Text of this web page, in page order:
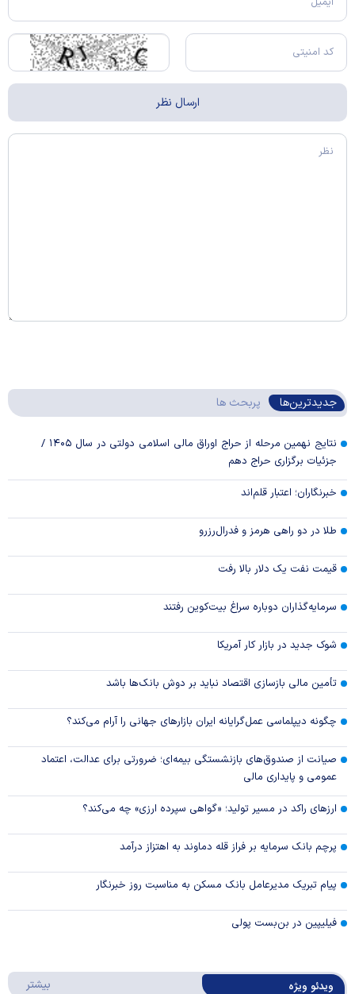
جدیدترین‌ها پربحث ها
نتایج نهمین مرحله از حراج اوراق مالی اسلامی دولتی در سال ۱۴۰۵ /
جزئیات برگزاری حراج دهم
خبرنگاران؛ اعتبار قلم‌اند
طلا در دو راهی هرمز و فدرال‌رزرو
قیمت نفت یک دلار بالا رفت
سرمایه‌گذاران دوباره سراغ بیت‌کوین رفتند
شوک جدید در بازار کار آمریکا
تأمین مالی بازسازی اقتصاد نباید بر دوش بانک‌ها باشد
چگونه دیپلماسی عمل‌گرایانه ایران بازار‌های جهانی را آرام می‌کند؟
صیانت از صندوق‌های بازنشستگی بیمه‌ای؛ ضرورتی برای عدالت، اعتماد
عمومی و پایداری مالی
ارزهای راکد در مسیر تولید؛ «گواهی سپرده ارزی» چه می‌کند؟
پرچم بانک سرمایه بر فراز قله دماوند به اهتزاز درآمد
پیام تبریک مدیرعامل بانک مسکن به مناسبت روز خبرنگار
فیلیپین در بن‌بست پولی
ویدئو ویژه بیشتر